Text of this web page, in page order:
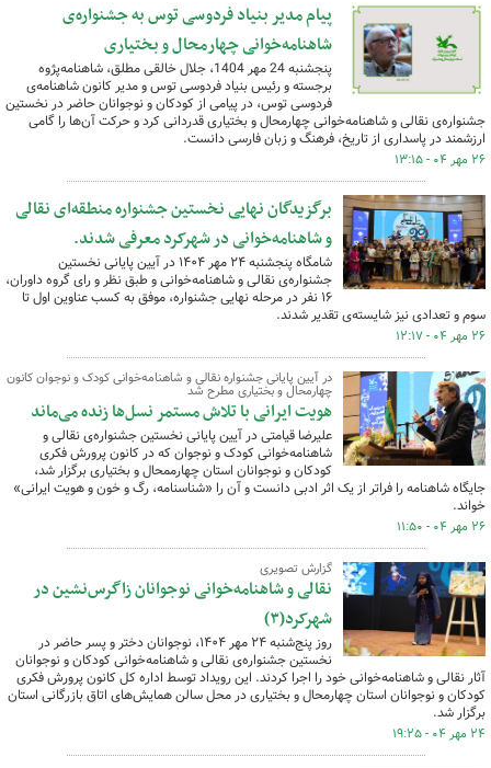
پیام مدیر بنیاد فردوسی توس به جشنواره‌ی
شاهنامه‌خوانی چهارمحال و بختیاری
پنجشنبه 24 مهر 1404، جلال خالقی مطلق، شاهنامه‌پژوه
برجسته و رئیس بنیاد فردوسی توس و مدیر کانون شاهنامه‌ی
فردوسی توس، در پیامی از کودکان و نوجوانان حاضر در نخستین
جشنواره‌ی نقالی و شاهنامه‌خوانی چهارمحال و بختیاری قدردانی کرد و حرکت آن‌ها را گامی
ارزشمند در پاسداری از تاریخ، فرهنگ و زبان فارسی دانست.
۲۶ مهر ۰۴ - ۱۳:۱۵
برگزیدگان نهایی نخستین جشنواره منطقه‌ای نقالی
و شاهنامه‌خوانی در شهرکرد معرفی شدند.
شامگاه پنجشنبه ۲۴ مهر ۱۴۰۴ در آیین پایانی نخستین
جشنواره‌ی نقالی و شاهنامه‌خوانی و طبق نظر و رای گروه داوران،
۱۶ نفر در مرحله نهایی جشنواره، موفق به کسب عناوین اول تا
سوم و تعدادی نیز شایسته‌ی تقدیر شدند.
۲۶ مهر ۰۴ - ۱۲:۱۷
در آیین پایانی جشنواره نقالی و شاهنامه‌خوانی کودک و نوجوان کانون
چهارمحال و بختیاری مطرح شد
هویت ایرانی با تلاش مستمر نسل‌ها زنده می‌ماند
علیرضا قیامتی در آیین پایانی نخستین جشنواره‌ی نقالی و
شاهنامه‌خوانی کودک و نوجوان که در کانون پرورش فکری
کودکان و نوجوانان استان چهارممحال و بختیاری برگزار شد،
جایگاه شاهنامه را فراتر از یک اثر ادبی دانست و آن را «شناسنامه، رگ و خون و هویت ایرانی»
خواند.
۲۶ مهر ۰۴ - ۱۱:۵۰
گزارش تصویری
نقالی و شاهنامه‌خوانی نوجوانان زاگرس‌نشین در
شهرکرد(۳)
روز پنج‌شنبه ۲۴ مهر ۱۴۰۴، نوجوانان دختر و پسر حاضر در
نخستین جشنواره‌ی نقالی و شاهنامه‌خوانی کودکان و نوجوانان
آثار نقالی و شاهنامه‌خوانی خود را اجرا کردند. این رویداد توسط اداره کل کانون پرورش فکری
کودکان و نوجوانان استان چهارمحال و بختیاری در محل سالن همایش‌های اتاق بازرگانی استان
برگزار شد.
۲۴ مهر ۰۴ - ۱۹:۲۵